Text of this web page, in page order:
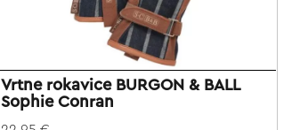
Vrtne rokavice BURGON & BALL
Sophie Conran